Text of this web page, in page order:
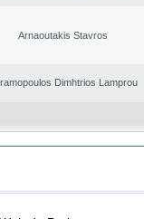
Arnaoutakis Stavros
Dimhtrios Lamprou